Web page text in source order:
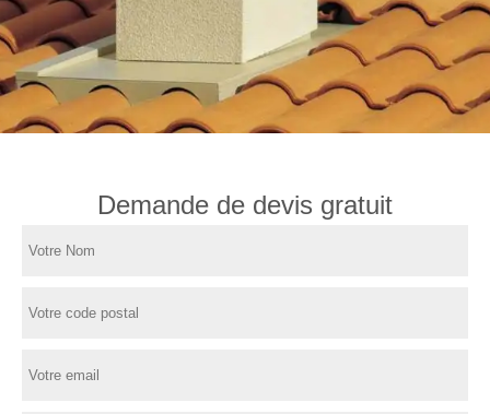
Demande de devis gratuit